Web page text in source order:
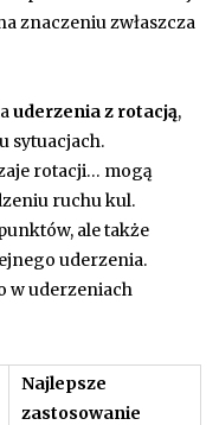
znaczeniu zwłaszcza
uderzenia z rotacją,
sytuacjach.
rotacji… mogą
ruchu kul.
ale także
uderzenia.
w uderzeniach
Najlepsze
zastosowanie